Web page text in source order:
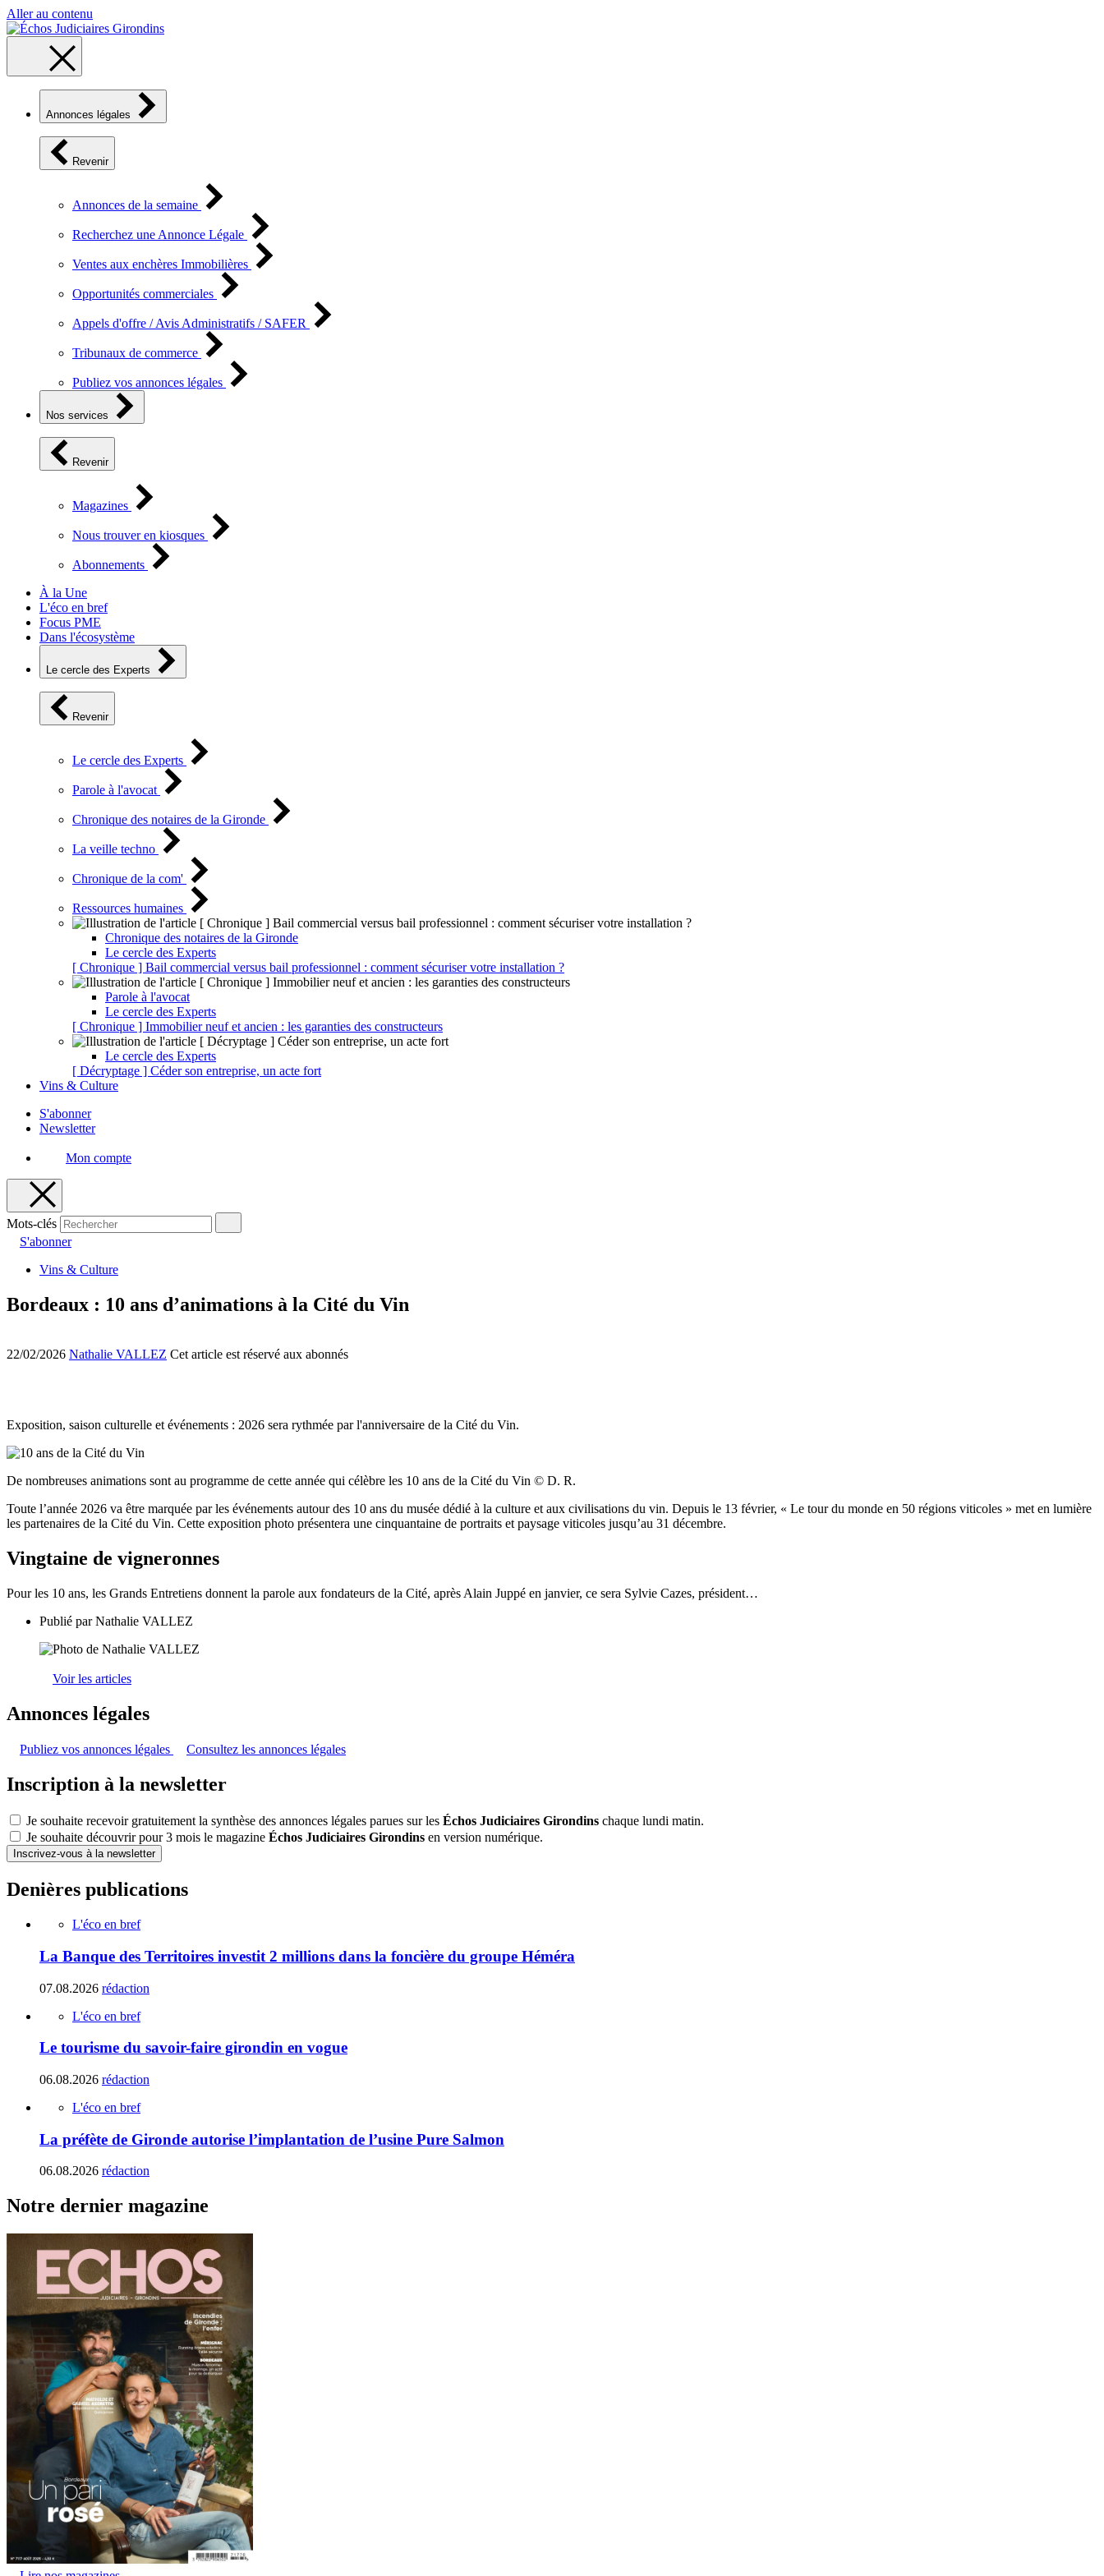
Aller au contenu
Annonces légales
Revenir
Annonces de la semaine
Recherchez une Annonce Légale
Ventes aux enchères Immobilières
Opportunités commerciales
Appels d'offre / Avis Administratifs / SAFER
Tribunaux de commerce
Publiez vos annonces légales
Nos services
Revenir
Magazines
Nous trouver en kiosques
Abonnements
À la Une
L'éco en bref
Focus PME
Dans l'écosystème
Le cercle des Experts
Revenir
Le cercle des Experts
Parole à l'avocat
Chronique des notaires de la Gironde
La veille techno
Chronique de la com'
Ressources humaines
Chronique des notaires de la Gironde
Le cercle des Experts
[ Chronique ] Bail commercial versus bail professionnel : comment sécuriser votre installation ?
Parole à l'avocat
Le cercle des Experts
[ Chronique ] Immobilier neuf et ancien : les garanties des constructeurs
Le cercle des Experts
[ Décryptage ] Céder son entreprise, un acte fort
Vins & Culture
S'abonner
Newsletter
Mon compte
Mots-clés
S'abonner
Vins & Culture
Bordeaux : 10 ans d’animations à la Cité du Vin
22/02/2026 Nathalie VALLEZ Cet article est réservé aux abonnés
Exposition, saison culturelle et événements : 2026 sera rythmée par l'anniversaire de la Cité du Vin.
De nombreuses animations sont au programme de cette année qui célèbre les 10 ans de la Cité du Vin © D. R.
Toute l’année 2026 va être marquée par les événements autour des 10 ans du musée dédié à la culture et aux civilisations du vin. Depuis le 13 février, « Le tour du monde en 50 régions viticoles » met en lumière
les partenaires de la Cité du Vin. Cette exposition photo présentera une cinquantaine de portraits et paysage viticoles jusqu’au 31 décembre.
Vingtaine de vigneronnes
Pour les 10 ans, les Grands Entretiens donnent la parole aux fondateurs de la Cité, après Alain Juppé en janvier, ce sera Sylvie Cazes, président…
Publié parNathalie VALLEZ
Voir les articles
Annonces légales
Publiez vos annonces légales Consultez les annonces légales
Inscription à la newsletter
Je souhaite recevoir gratuitement la synthèse des annonces légales parues sur les Échos Judiciaires Girondins chaque lundi matin.
Je souhaite découvrir pour 3 mois le magazine Échos Judiciaires Girondins en version numérique.
Inscrivez-vous à la newsletter
Denières publications
L'éco en bref
La Banque des Territoires investit 2 millions dans la foncière du groupe Héméra
07.08.2026 rédaction
L'éco en bref
Le tourisme du savoir-faire girondin en vogue
06.08.2026 rédaction
L'éco en bref
La préfète de Gironde autorise l’implantation de l’usine Pure Salmon
06.08.2026 rédaction
Notre dernier magazine